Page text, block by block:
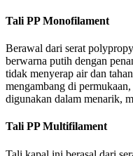
Tali PP Monofilament
Berawal dari serat
berwarna putih dengan
tidak menyerap air dan
mengambang di
digunakan dalam menarik,
Tali PP Multifilament